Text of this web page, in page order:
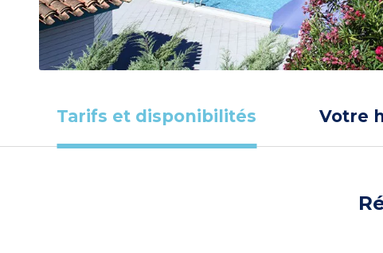
Tarifs et disponibilités Votre